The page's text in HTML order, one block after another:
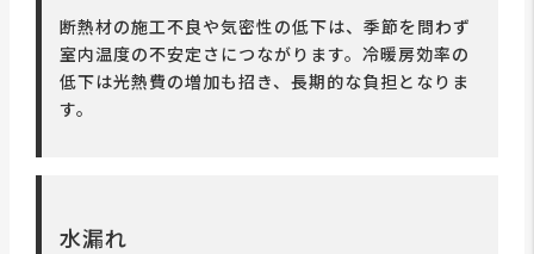
断熱材の施工不良や気密性の低下は、季節を問わず
室内温度の不安定さにつながります。冷暖房効率の
低下は光熱費の増加も招き、長期的な負担となりま
す。
水漏れ